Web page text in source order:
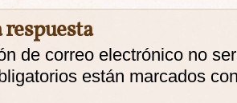
de correo electrónico no
están marcados